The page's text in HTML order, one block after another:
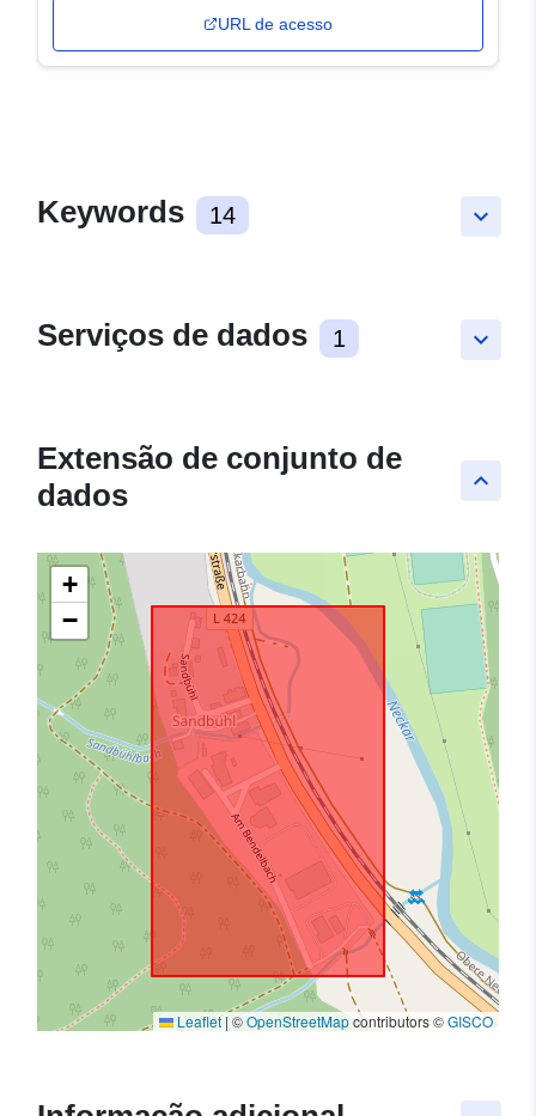
URL de acesso
keyboard_arrow_down
Keywords 14
keyboard_arrow_down
Serviços de dados 1
keyboard_arrow_up
Extensão de conjunto de
dados
+
−
Leaflet | ©OpenStreetMapcontributors ©GISCO